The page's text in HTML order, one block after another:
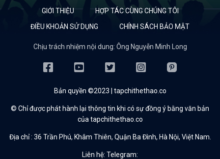
GIỚI THIỆU
HỢP TÁC CÙNG CHÚNG TÔI
ĐIỀU KHOẢN SỬ DỤNG
CHÍNH SÁCH BẢO MẬT
Chịu trách nhiệm nội dung: Ông Nguyễn Minh Long
Bản quyền ©2023 | tapchithethao.co
© Chỉ được phát hành lại thông tin khi có sự đồng ý bằng văn bản
của tapchithethao.co
Địa chỉ : 36 Trần Phú, Khâm Thiên, Quận Ba Đình, Hà Nội, Việt Nam.
Liên hệ: Telegram: